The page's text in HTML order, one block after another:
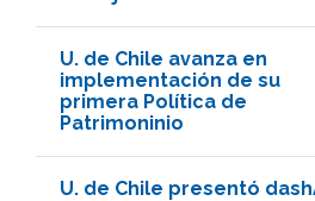
U. de Chile avanza en
implementación de su
primera Política de
Patrimoninio
U. de Chile presentó